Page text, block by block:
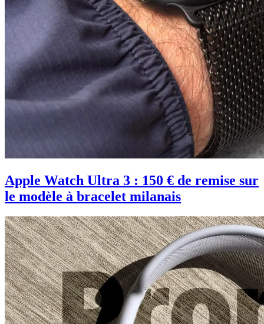
Apple Watch Ultra 3 : 150 € de remise sur
le modèle à bracelet milanais